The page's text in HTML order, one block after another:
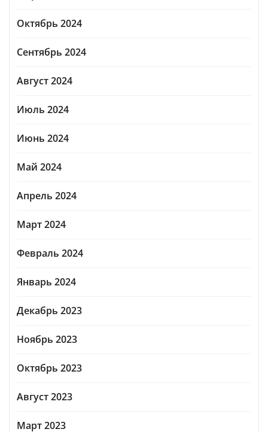
Октябрь 2024
Сентябрь 2024
Август 2024
Июль 2024
Июнь 2024
Май 2024
Апрель 2024
Март 2024
Февраль 2024
Январь 2024
Декабрь 2023
Ноябрь 2023
Октябрь 2023
Август 2023
Март 2023